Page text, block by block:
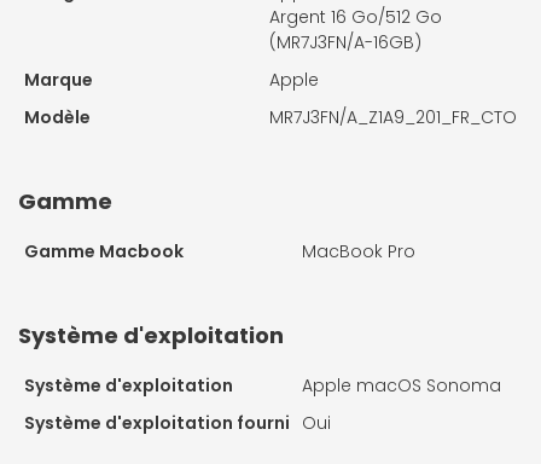
Argent 16 Go/512 Go
(MR7J3FN/A-16GB)
Marque
Apple
Modèle
MR7J3FN/A_Z1A9_201_FR_CTO
Gamme
Gamme Macbook MacBook Pro
Système d'exploitation
Système d'exploitation
Apple macOS Sonoma
Système d'exploitation fourni Oui